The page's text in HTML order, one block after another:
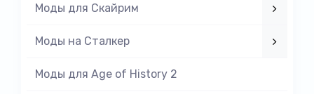
Моды для Скайрим
Моды на Cталкер
Моды для Age of History 2